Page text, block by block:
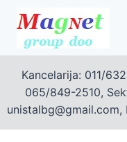
content
Kancelarija: 011/
065/849-2510,
unistalbg@gmail.com,